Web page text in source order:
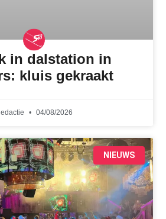
in dalstation in
kluis gekraakt
04/08/2026
NIEUWS